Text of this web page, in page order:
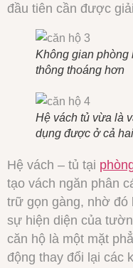
đầu tiên cần được
Không gian phòng
thông thoáng hơn
Hệ vách tủ vừa là
dụng được ở cả
Hệ vách – tủ tại
tạo vách ngăn phân
trữ gọn gàng, nhờ đó
sự hiện diện của
căn hộ là một mặt
động thay đổi lại các